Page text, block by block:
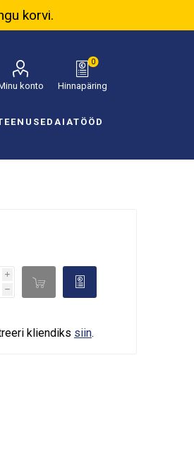
korvi.
konto Hinnapäring
0
AIATÖÖD
i
h
d 
kliendiks siin.